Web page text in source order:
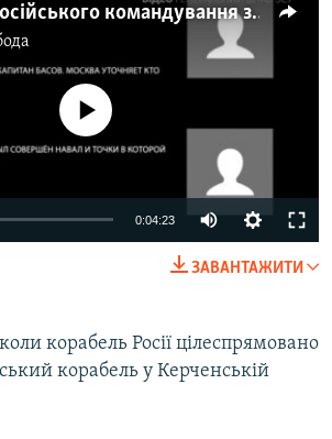
Переговори російського командування з екіпажами прикордонних кораблів РФ – відео
source currently available
0:04:23
ЗАВАНТАЖИТИ
корабель Росії цілеспрямовано
корабель у Керченській